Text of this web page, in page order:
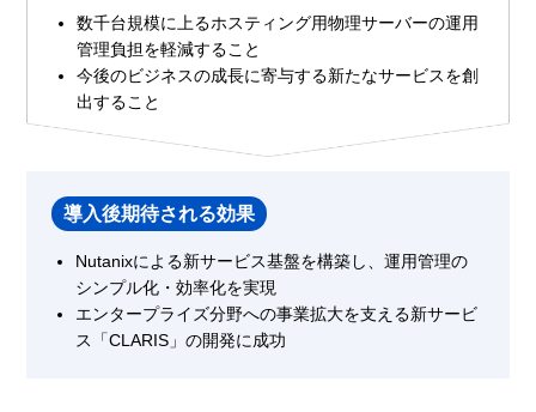
数千台規模に上るホスティング用物理サーバーの運用
管理負担を軽減すること
今後のビジネスの成長に寄与する新たなサービスを創
出すること
導入後期待される効果
Nutanixによる新サービス基盤を構築し、運用管理の
シンプル化・効率化を実現
エンタープライズ分野への事業拡大を支える新サービ
ス「CLARIS」の開発に成功